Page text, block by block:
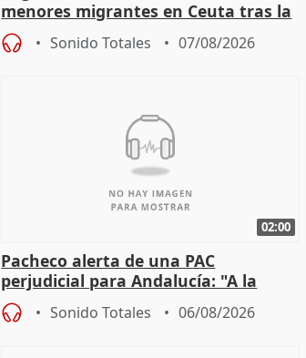
menores migrantes en Ceuta tras la
entrada masiva
Sonido Totales 07/08/2026
02:00
Pacheco alerta de una PAC
perjudicial para Andalucía: "A la
agricultura hay que protegerla"
Sonido Totales 06/08/2026